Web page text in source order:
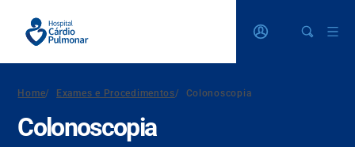
Home/ Exames e Procedimentos/ Colonoscopia
Colonoscopia